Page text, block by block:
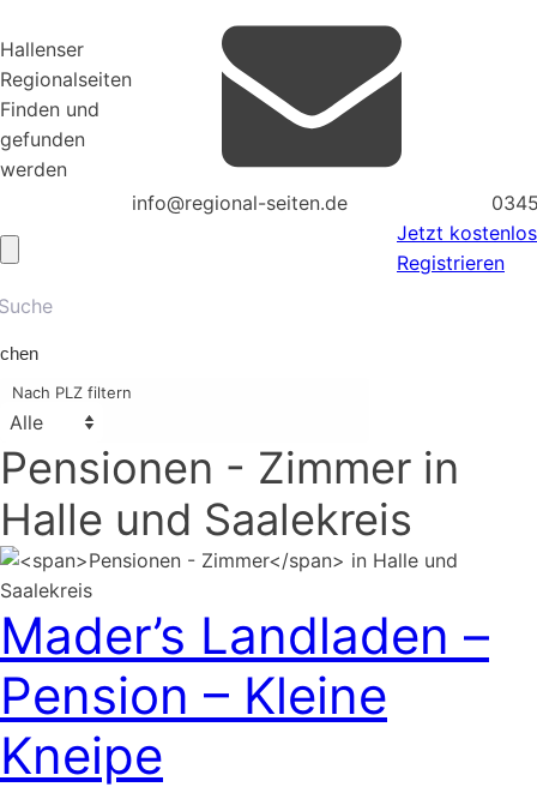
Hallenser
Regionalseiten
Finden und
gefunden
werden
info@regional-seiten.de
Jetzt kostenlos
Registrieren
Nach PLZ filtern
Pensionen - Zimmer in
Halle und Saalekreis
Mader’s Landladen –
Pension – Kleine
Kneipe